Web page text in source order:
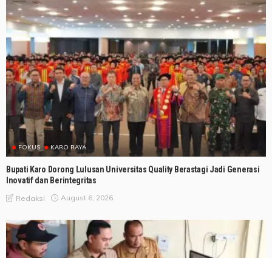
FOKUS KARO RAYA
Bupati Karo Dorong Lulusan Universitas Quality Berastagi Jadi Generasi
Inovatif dan Berintegritas
Redaksi August 6, 2026